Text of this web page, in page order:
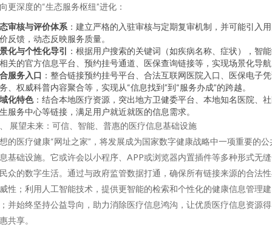
更深度的“生态服务枢纽”进化：
审核与评价体系 ：建立严格的入驻审核与定期复审机制，并可能引入
反馈，动态反映服务质量。
化与个性化导引 ：根据用户搜索的关键词（如疾病名称、症状），智
关的官方信息平台、预约挂号通道、医保查询链接等，实现场景化导
服务入口 ：整合链接预约挂号平台、合法互联网医院入口、医保电子
、权威科普内容聚合等，实现从“信息找到”到“服务办成”的跨越。
化特色：结合本地医疗资源，突出地方卫健委平台、本地知名医院、
服务中心等链接，满足用户就近就医的信息需求。
展望未来：可信、智能、普惠的医疗信息基础设施
的医疗健康“网址之家”，将发展成为国家数字健康战略中一项重要的公
基础设施。它或许会以小程序、APP或浏览器内置插件等多种形式无
众的数字生活。通过与政府监管数据打通，确保所有链接来源的合法
性；利用人工智能技术，提供更智能的检索和个性化的健康信息管理建
并始终坚持公益导向，助力消除医疗信息鸿沟，让优质医疗信息资源
共享。